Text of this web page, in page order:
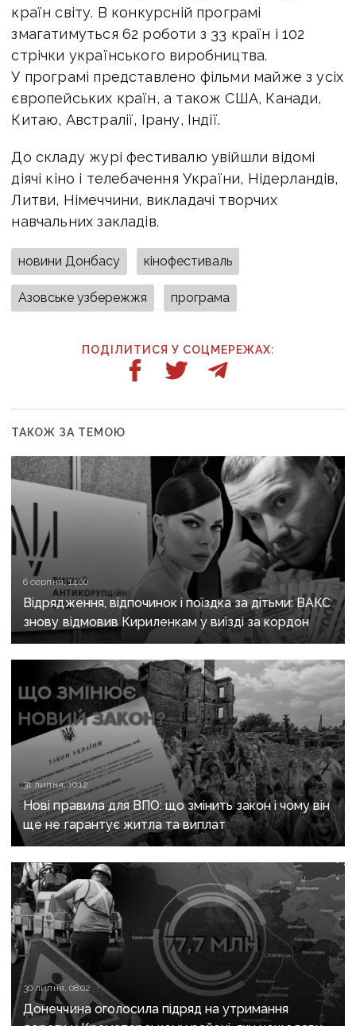
країн світу. В конкурсній програмі
змагатимуться 62 роботи з 33 країн і 102
стрічки українського виробництва.
У програмі представлено фільми майже з усіх
європейських країн, а також США, Канади,
Китаю, Австралії, Ірану, Індії.
До складу журі фестивалю увійшли відомі
діячі кіно і телебачення України, Нідерландів,
Литви, Німеччини, викладачі творчих
навчальних закладів.
новини Донбасу кінофестиваль
Азовське узбережжя програма
ПОДІЛИТИСЯ У СОЦМЕРЕЖАХ:
ТАКОЖ ЗА ТЕМОЮ
6 серпня, 14:00
Відрядження, відпочинок і поїздка за дітьми: ВАКС
знову відмовив Кириленкам у виїзді за кордон
31 липня, 10:12
Нові правила для ВПО: що змінить закон і чому він
ще не гарантує житла та виплат
30 липня, 08:02
Донеччина оголосила підряд на утримання